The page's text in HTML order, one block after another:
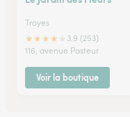
Troyes
★★★★
3.9 (253)
116, avenue Pasteur
Voir la boutique